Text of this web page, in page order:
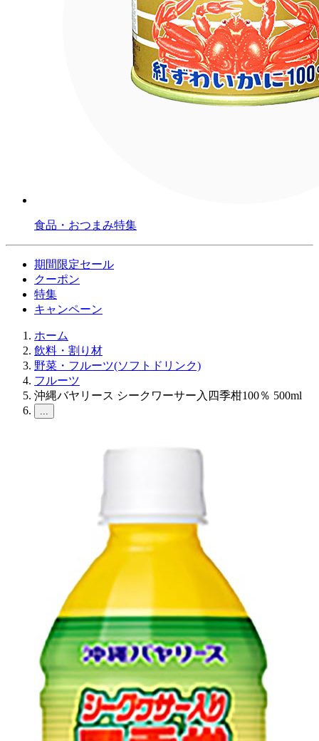
食品・おつまみ特集
期間限定セール
クーポン
特集
キャンペーン
ホーム
飲料・割り材
野菜・フルーツ(ソフトドリンク)
フルーツ
沖縄バヤリース シークワーサー入四季柑100％ 500ml
...